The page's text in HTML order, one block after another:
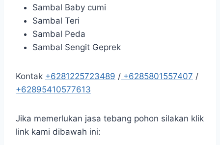
Sambal Baby cumi
Sambal Teri
Sambal Peda
Sambal Sengit Geprek
Kontak +6281225723489 / +6285801557407 /
+62895410577613
Jika memerlukan jasa tebang pohon silakan klik
link kami dibawah ini: